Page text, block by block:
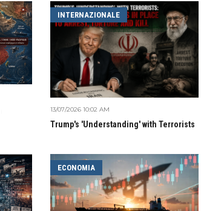
INTERNAZIONALE
13/07/2026 10:02 AM
Trump's 'Understanding' with Terrorists
ECONOMIA